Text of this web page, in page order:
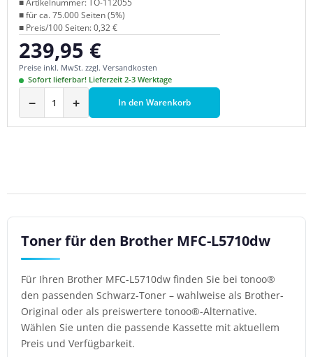
■ Artikelnummer: TO-112055
■ für ca. 75.000 Seiten (5%)
■ Preis/100 Seiten: 0,32 €
Regulärer Preis:
239,95 €
Preise inkl. MwSt. zzgl. Versandkosten
Sofort lieferbar! Lieferzeit 2-3 Werktage
− + In den Warenkorb
Toner für den Brother MFC-L5710dw
Für Ihren Brother MFC-L5710dw finden Sie bei tonoo®
den passenden Schwarz-Toner – wahlweise als Brother-
Original oder als preiswertere tonoo®-Alternative.
Wählen Sie unten die passende Kassette mit aktuellem
Preis und Verfügbarkeit.